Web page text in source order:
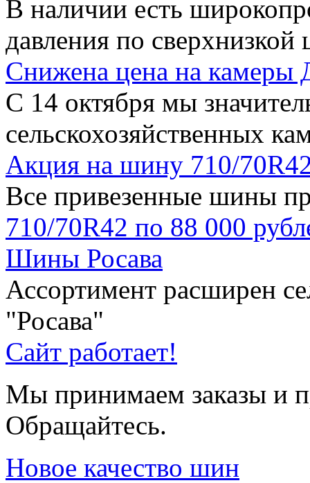
В наличии есть
давления по сверхнизкой
Снижена цена на
С 14 октября мы
сельскохозяйственных
Акция на шину 710/70R42
Все привезенные шины
710/70R42 по 88 000
Шины Росава
Ассортимент расширен
"Росава"
Сайт работает!
Мы принимаем заказы и
Обращайтесь.
Новое качество шин